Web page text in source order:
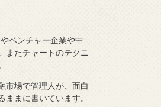
ベンチャー企業や中
またチャートのテクニ
市場で管理人が、面白
まに書いています。